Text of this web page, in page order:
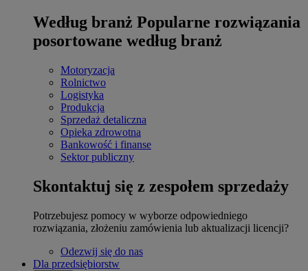
Według branż Popularne rozwiązania
posortowane według branż
Motoryzacja
Rolnictwo
Logistyka
Produkcja
Sprzedaż detaliczna
Opieka zdrowotna
Bankowość i finanse
Sektor publiczny
Skontaktuj się z zespołem sprzedaży
Potrzebujesz pomocy w wyborze odpowiedniego
rozwiązania, złożeniu zamówienia lub aktualizacji licencji?
Odezwij się do nas
Dla przedsiębiorstw